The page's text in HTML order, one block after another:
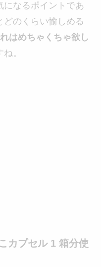
になるポイントであ
どのくらい愉しめる
はめちゃくちゃ欲し
。
カプセル 1 箱分使